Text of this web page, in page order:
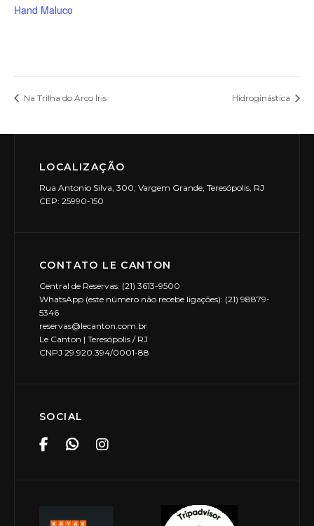
Hand Maluco
Na Trilha do Arco Íris Hidroginástica
LOCALIZAÇÃO
Rua Antonio Silva, 300, Vargem Grande, Teresópolis, RJ
CEP: 25990-150
CONTATO LE CANTON
Central de Reservas: (21) 3613-9500
WhatsApp (este número não recebe ligações): (21) 98879-
5346
reservas@lecanton.com.br
Le Canton | Teresópolis / RJ
CNPJ 29.920.394/0001-88
SOCIAL